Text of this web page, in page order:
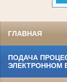
ГЛАВНАЯ
ПОДАЧА
ЭЛЕКТРОННОМ